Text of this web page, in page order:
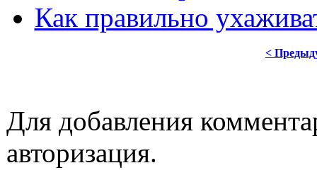
Как правильно
<
Для добавления
авторизация.